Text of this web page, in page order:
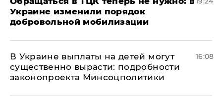
Украине изменили порядок
добровольной мобилизации
В Украине выплаты на детей могут
существенно вырасти: подробности
законопроекта Минсоцполитики
16:08